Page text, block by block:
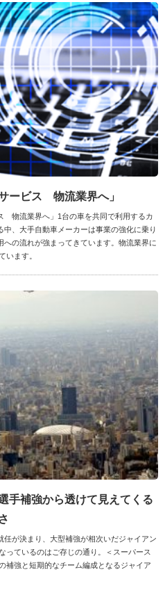
ービス 物流業界へ」
物流業界へ」1台の車を共同で利用するカ
中、大手自動車メーカーは事業の強化に乗り
への流れが強まってきています。物流業界に
います。
手補強から透けて見えてくる
任が決まり、大型補強が相次いだジャイアン
っているのはご存じの通り。＜スーパース
補強と短期的なチーム編成となるジャイア